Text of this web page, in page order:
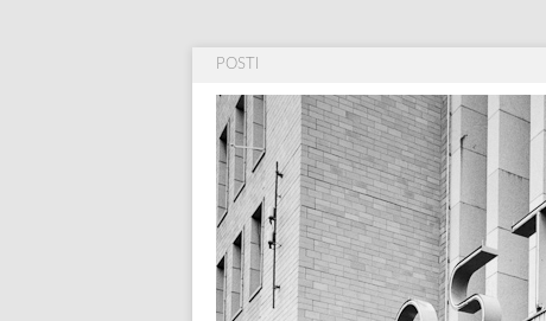
POSTI